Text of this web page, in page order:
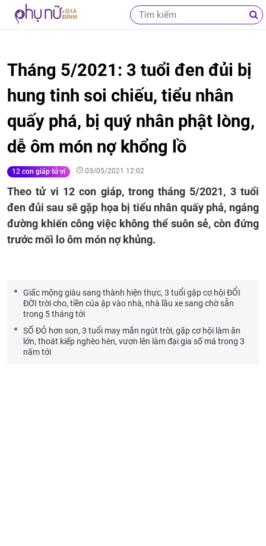
Tháng 5/2021: 3 tuổi đen đủi bị
hung tinh soi chiếu, tiểu nhân
quấy phá, bị quý nhân phật lòng,
dễ ôm món nợ khổng lồ
12 con giáp tử vi 03/05/2021 12:02
Theo tử vi 12 con giáp, trong tháng 5/2021, 3 tuổi
đen đủi sau sẽ gặp họa bị tiểu nhân quấy phá, ngáng
đường khiến công việc không thể suôn sẻ, còn đứng
trước mối lo ôm món nợ khủng.
Giấc mộng giàu sang thành hiện thực, 3 tuổi gặp cơ hội ĐỔI
ĐỜI trời cho, tiền của ập vào nhà, nhà lầu xe sang chờ sẵn
trong 5 tháng tới
SỐ ĐỎ hơn son, 3 tuổi may mắn ngút trời, gặp cơ hội làm ăn
lớn, thoát kiếp nghèo hèn, vươn lên làm đại gia số má trong 3
năm tới